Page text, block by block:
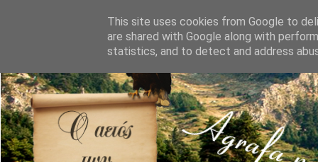
This site uses cookies from Google to
are shared with Google along with
statistics, and to detect and address